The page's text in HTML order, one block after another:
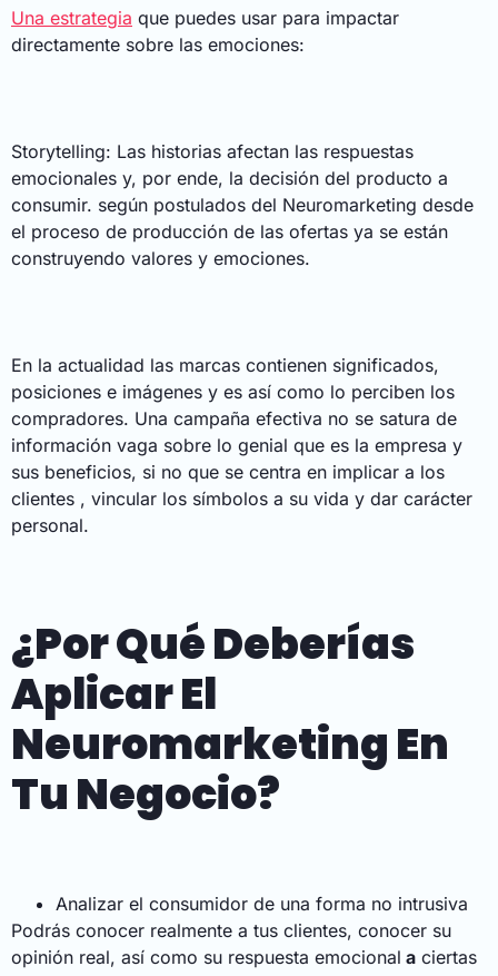
Una estrategia que puedes usar para impactar
directamente sobre las emociones:
Storytelling: Las historias afectan las respuestas
emocionales y, por ende, la decisión del producto a
consumir. según postulados del Neuromarketing desde
el proceso de producción de las ofertas ya se están
construyendo valores y emociones.
En la actualidad las marcas contienen significados,
posiciones e imágenes y es así como lo perciben los
compradores. Una campaña efectiva no se satura de
información vaga sobre lo genial que es la empresa y
sus beneficios, si no que se centra en implicar a los
clientes , vincular los símbolos a su vida y dar carácter
personal.
¿Por Qué Deberías
Aplicar El
Neuromarketing En
Tu Negocio?
Analizar el consumidor de una forma no intrusiva
Podrás conocer realmente a tus clientes, conocer su
opinión real, así como su respuesta emocional a ciertas